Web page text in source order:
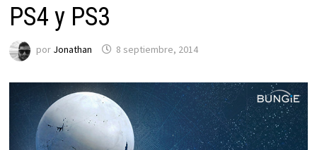
PS4 y PS3
por Jonathan 8 septiembre, 2014